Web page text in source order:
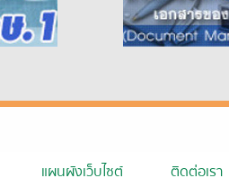
แผนผังเว็บไซต์ ติดต่อเรา